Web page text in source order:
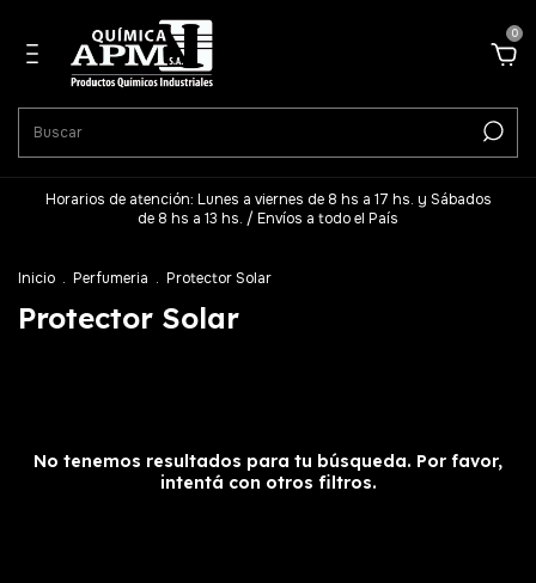
0
Horarios de atención: Lunes a viernes de 8 hs a 17 hs. y Sábados
de 8 hs a 13 hs. / Envíos a todo el País
Inicio . Perfumeria . Protector Solar
Protector Solar
No tenemos resultados para tu búsqueda. Por favor,
intentá con otros filtros.